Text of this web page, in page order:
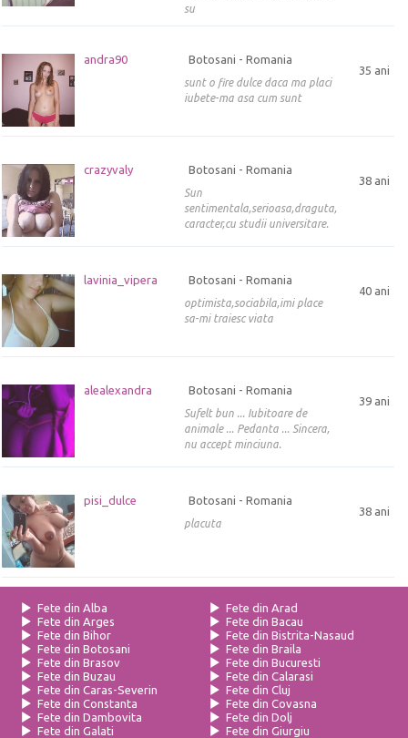
su
andra90
35 ani
Botosani - Romania
sunt o fire dulce daca ma placi
iubete-ma asa cum sunt
crazyvaly
38 ani
Botosani - Romania
Sun
sentimentala,serioasa,draguta,de
caracter,cu studii universitare.
lavinia_vipera
40 ani
Botosani - Romania
optimista,sociabila,imi place
sa-mi traiesc viata
alealexandra
39 ani
Botosani - Romania
Sufelt bun ... Iubitoare de
animale ... Pedanta ... Sincera,
nu accept minciuna.
pisi_dulce
38 ani
Botosani - Romania
placuta
Fete din Alba
Fete din Arad
Fete din Arges
Fete din Bacau
Fete din Bihor
Fete din Bistrita-Nasaud
Fete din Botosani
Fete din Braila
Fete din Brasov
Fete din Bucuresti
Fete din Buzau
Fete din Calarasi
Fete din Caras-Severin
Fete din Cluj
Fete din Constanta
Fete din Covasna
Fete din Dambovita
Fete din Dolj
Fete din Galati
Fete din Giurgiu